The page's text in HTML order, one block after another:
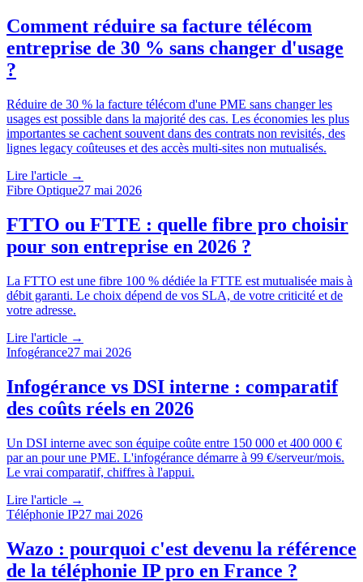
Comment réduire sa facture télécom
entreprise de 30 % sans changer d'usage
?
Réduire de 30 % la facture télécom d'une PME sans changer les
usages est possible dans la majorité des cas. Les économies les plus
importantes se cachent souvent dans des contrats non revisités, des
lignes legacy coûteuses et des accès multi-sites non mutualisés.
Lire l'article →
Fibre Optique27 mai 2026
FTTO ou FTTE : quelle fibre pro choisir
pour son entreprise en 2026 ?
La FTTO est une fibre 100 % dédiée la FTTE est mutualisée mais à
débit garanti. Le choix dépend de vos SLA, de votre criticité et de
votre adresse.
Lire l'article →
Infogérance27 mai 2026
Infogérance vs DSI interne : comparatif
des coûts réels en 2026
Un DSI interne avec son équipe coûte entre 150 000 et 400 000 €
par an pour une PME. L'infogérance démarre à 99 €/serveur/mois.
Le vrai comparatif, chiffres à l'appui.
Lire l'article →
Téléphonie IP27 mai 2026
Wazo : pourquoi c'est devenu la référence
de la téléphonie IP pro en France ?